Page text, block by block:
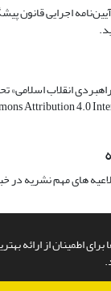
اطمینان از ارائه
اجرایی قانون
انقلاب اسلامی»
Attribution 4.0
های مهم نشریه